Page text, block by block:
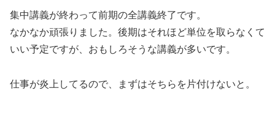
集中講義が終わって前期の全講義終了です。
なかなか頑張りました。後期はそれほど単位を取らなくて
いい予定ですが、おもしろそうな講義が多いです。
仕事が炎上してるので、まずはそちらを片付けないと。